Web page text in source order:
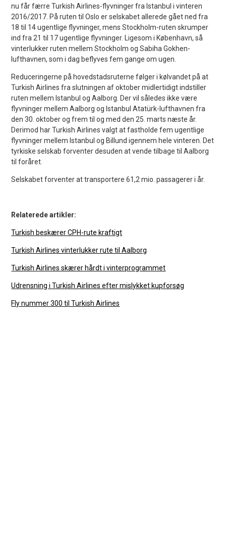
nu får færre Turkish Airlines-flyvninger fra Istanbul i vinteren
2016/2017. På ruten til Oslo er selskabet allerede gået ned fra
18 til 14 ugentlige flyvninger, mens Stockholm-ruten skrumper
ind fra 21 til 17 ugentlige flyvninger. Ligesom i København, så
vinterlukker ruten mellem Stockholm og Sabiha Gokhen-
lufthavnen, som i dag beflyves fem gange om ugen.
Reduceringerne på hovedstadsruterne følger i kølvandet på at
Turkish Airlines fra slutningen af oktober midlertidigt indstiller
ruten mellem Istanbul og Aalborg. Der vil således ikke være
flyvninger mellem Aalborg og Istanbul Atatürk-lufthavnen fra
den 30. oktober og frem til og med den 25. marts næste år.
Derimod har Turkish Airlines valgt at fastholde fem ugentlige
flyvninger mellem Istanbul og Billund igennem hele vinteren. Det
tyrkiske selskab forventer desuden at vende tilbage til Aalborg
til foråret.
Selskabet forventer at transportere 61,2 mio. passagerer i år.
Relaterede artikler:
Turkish beskærer CPH-rute kraftigt
Turkish Airlines vinterlukker rute til Aalborg
Turkish Airlines skærer hårdt i vinterprogrammet
Udrensning i Turkish Airlines efter mislykket kupforsøg
Fly nummer 300 til Turkish Airlines